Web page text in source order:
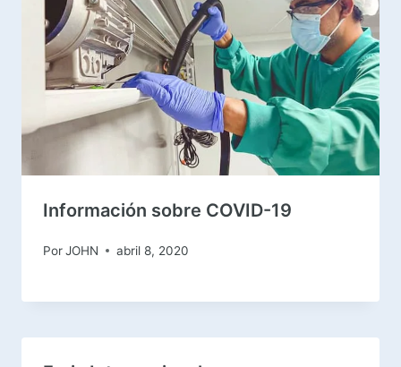
Información sobre COVID-19
PorJOHN abril 8, 2020